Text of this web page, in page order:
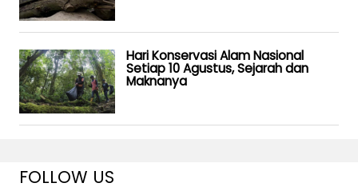
Hari Konservasi Alam Nasional
Setiap 10 Agustus, Sejarah dan
Maknanya
FOLLOW US